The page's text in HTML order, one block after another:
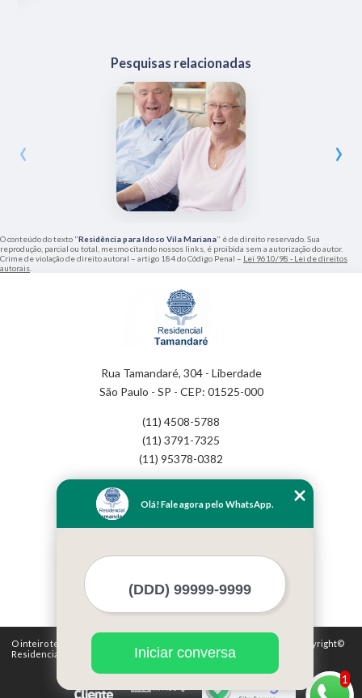
Pesquisas relacionadas
‹ ›
O conteúdo do texto "Residência para Idoso Vila Mariana" é de direito reservado. Sua
reprodução, parcial ou total, mesmo citando nossos links, é proibida sem a autorização do autor.
Crime de violação de direito autoral – artigo 184 do Código Penal – Lei 9610/98 - Lei de direitos
autorais
Rua Tamandaré, 304 - Liberdade
São Paulo - SP - CEP: 01525-000
(11) 4508-5788
(11) 3791-7325
(11) 95378-0382
Empresa
Missão
Mapa do site
Mais Serviços
O inteiro teor deste site está sujeito à proteção de direitos autorais. Copyright©
Residencial Tamandaré (Lei 9610 de 19/02/1998)
1
Olá! Fale agora pelo WhatsApp.
Iniciar conversa